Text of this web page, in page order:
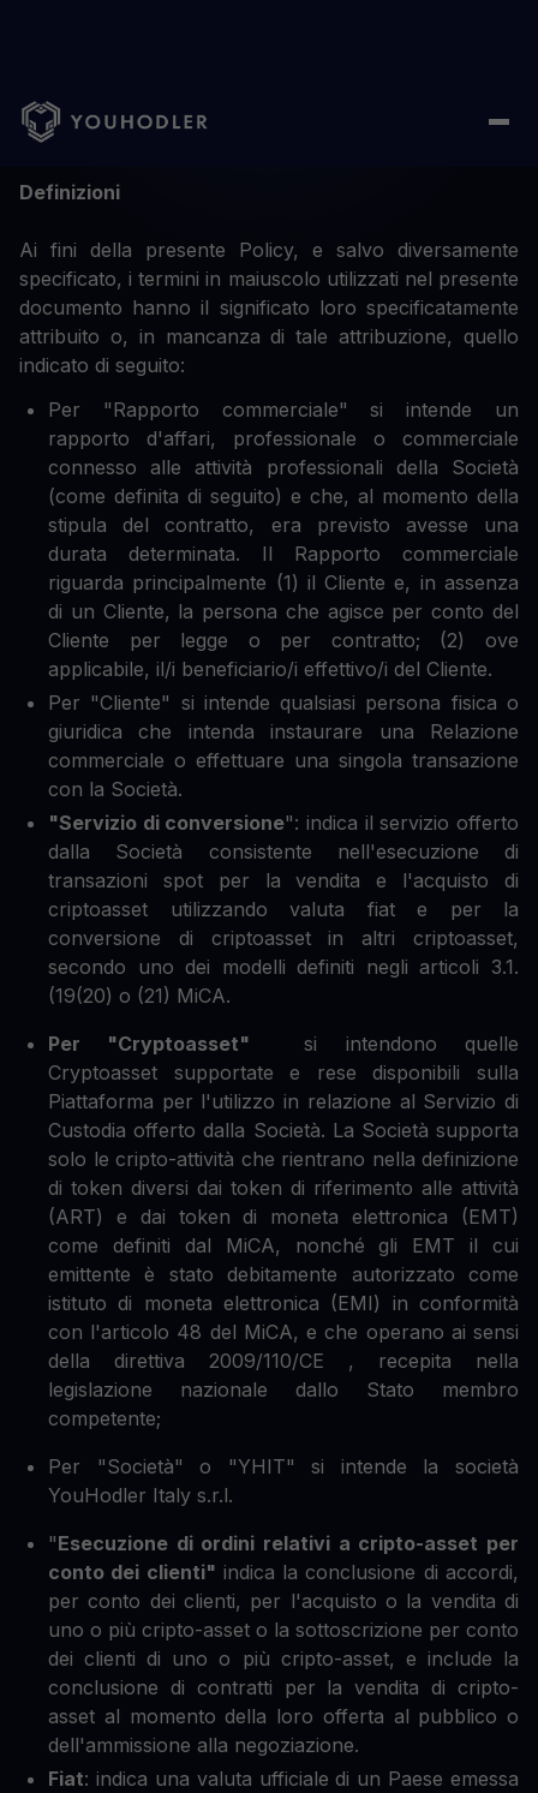
Policy di esecuzione degli ordini
Definizioni
Ai fini della presente Policy, e salvo diversamente
specificato, i termini in maiuscolo utilizzati nel presente
documento hanno il significato loro specificatamente
attribuito o, in mancanza di tale attribuzione, quello
indicato di seguito:
Per "Rapporto commerciale" si intende un
rapporto d'affari, professionale o commerciale
connesso alle attività professionali della Società
(come definita di seguito) e che, al momento della
stipula del contratto, era previsto avesse una
durata determinata. Il Rapporto commerciale
riguarda principalmente (1) il Cliente e, in assenza
di un Cliente, la persona che agisce per conto del
Cliente per legge o per contratto; (2) ove
applicabile, il/i beneficiario/i effettivo/i del Cliente.
Per "Cliente" si intende qualsiasi persona fisica o
giuridica che intenda instaurare una Relazione
commerciale o effettuare una singola transazione
con la Società.
"Servizio di conversione": indica il servizio offerto
dalla Società consistente nell'esecuzione di
transazioni spot per la vendita e l'acquisto di
criptoasset utilizzando valuta fiat e per la
conversione di criptoasset in altri criptoasset,
secondo uno dei modelli definiti negli articoli 3.1.
(19(20) o (21) MiCA.
Per "Cryptoasset"si intendono quelle
Cryptoasset supportate e rese disponibili sulla
Piattaforma per l'utilizzo in relazione al Servizio di
Custodia offerto dalla Società. La Società supporta
solo le cripto-attività che rientrano nella definizione
di token diversi dai token di riferimento alle attività
(ART) e dai token di moneta elettronica (EMT)
come definiti dal MiCA, nonché gli EMT il cui
emittente è stato debitamente autorizzato come
istituto di moneta elettronica (EMI) in conformità
con l'articolo 48 del MiCA, e che operano ai sensi
della direttiva 2009/110/CE , recepita nella
legislazione nazionale dallo Stato membro
competente;
Per "Società" o "YHIT" si intende la società
YouHodler Italy s.r.l.
"Esecuzione di ordini relativi a cripto-asset per
conto dei clienti" indica la conclusione di accordi,
per conto dei clienti, per l'acquisto o la vendita di
uno o più cripto-asset o la sottoscrizione per conto
dei clienti di uno o più cripto-asset, e include la
conclusione di contratti per la vendita di cripto-
asset al momento della loro offerta al pubblico o
dell'ammissione alla negoziazione.
Fiat: indica una valuta ufficiale di un Paese emessa